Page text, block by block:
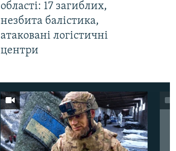
області: 17 загиблих,
незбита балістика,
атаковані логістичні
центри